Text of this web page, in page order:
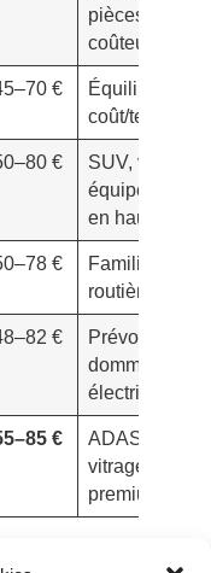
pièces moins
coûteuses
€
Équilibre
coût/techno
€
SUV, valeur et
équipements
en hausse
€
Familiale
routière
€
Prévoir option
dommages
électriques
€
ADAS et
vitrage
premium